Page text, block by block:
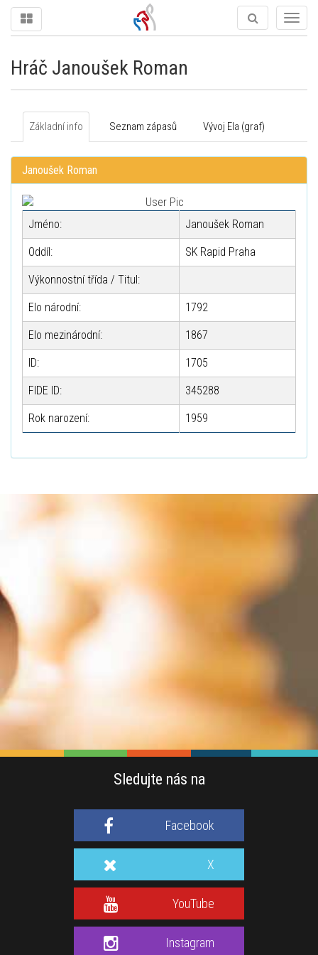
Hráč Janoušek Roman
Základní info Seznam zápasů Vývoj Ela (graf)
Janoušek Roman
Jméno: Janoušek Roman
Oddíl: SK Rapid Praha
Výkonnostní třída / Titul:
Elo národní: 1792
Elo mezinárodní: 1867
ID: 1705
FIDE ID: 345288
Rok narození: 1959
Sledujte nás na
Facebook
X
YouTube
Instagram